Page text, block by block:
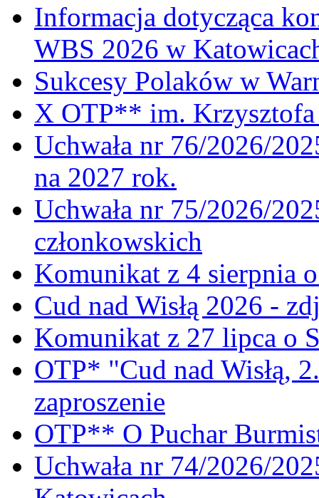
Informacja dotycząca
WBS 2026 w
Sukcesy Polaków w
X OTP** im. Krzysztofa
Uchwała nr 76/2026/
na 2027 rok.
Uchwała nr 75/2026/
członkowskich
Komunikat z 4 sierpnia
Cud nad Wisłą 2026 -
Komunikat z 27 lipca o
OTP* "Cud nad Wisłą,
zaproszenie
OTP** O Puchar
Uchwała nr 74/2026/